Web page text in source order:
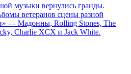
музыки вернулись гранды.
ветеранов сцены разной
— Мадонны, Rolling Stones, The
Charlie XCX и Jack White.